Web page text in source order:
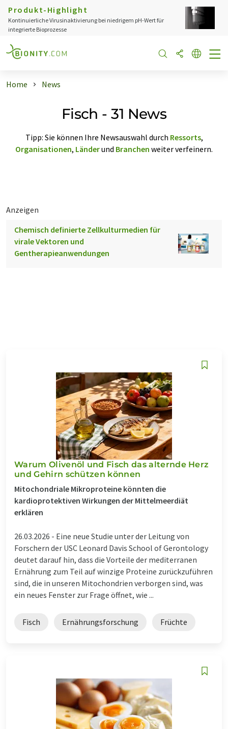
Produkt-Highlight
Kontinuierliche Virusinaktivierung bei niedrigem pH-Wert für
integrierte Bioprozesse
Home News
Fisch - 31 News
Tipp: Sie können Ihre Newsauswahl durch Ressorts,
Organisationen, Länderund Branchen weiter verfeinern.
Anzeigen
Chemisch definierte Zellkulturmedien für
virale Vektoren und
Gentherapieanwendungen
Warum Olivenöl und Fisch das alternde Herz
und Gehirn schützen können
Mitochondriale Mikroproteine könnten die
kardioprotektiven Wirkungen der Mittelmeerdiät
erklären
26.03.2026 - Eine neue Studie unter der Leitung von
Forschern der USC Leonard Davis School of Gerontology
deutet darauf hin, dass die Vorteile der mediterranen
Ernährung zum Teil auf winzige Proteine zurückzuführen
sind, die in unseren Mitochondrien verborgen sind, was
ein neues Fenster zur Frage öffnet, wie ...
Fisch Ernährungsforschung Früchte